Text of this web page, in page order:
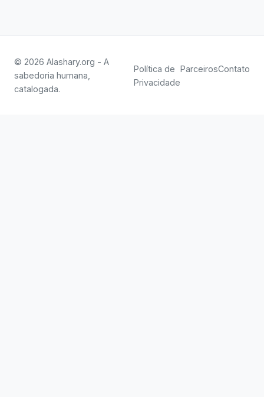
© 2026 Alashary.org - A
sabedoria humana,
catalogada.
Política de
Privacidade
ParceirosContato